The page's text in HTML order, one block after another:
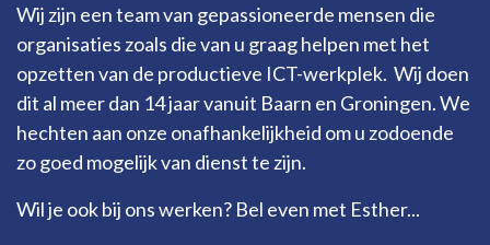
Wij zijn een team van gepassioneerde mensen die
organisaties zoals die van u graag helpen met het
opzetten van de productieve ICT-werkplek. Wij doen
dit al meer dan 14 jaar vanuit Baarn en Groningen. We
hechten aan onze onafhankelijkheid om u zodoende
zo goed mogelijk van dienst te zijn.
Wil je ook bij ons werken? Bel even met Esther...